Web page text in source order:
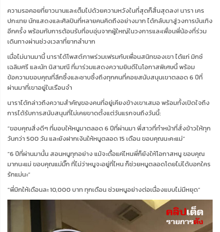
ความรอคอยที่ยาวนานและเต็มไปด้วยความหวังในที่สุดก็สิ้นสุดลง! นารา เคร
ปกะเทย นักแสดงและศิลปินที่หลายคนคิดถึงอย่างมาก ได้กลับมาสู่วงการบันเทิง
อีกครั้ง พร้อมกับการต้อนรับที่อบอุ่นจากผู้ใหญ่ในวงการและเพื่อนพี่น้องที่ร่วม
เดินทางผ่านช่วงเวลาที่ยากลำบาก
เมื่อไม่นานมานี้ นาราได้โพสต์ภาพร่วมเฟรมกับเพื่อนสนิทของเขา ได้แก่ มิกซ์
เฉลิมศรี และนัท นิสามณี ที่มาร่วมแสดงความยินดีในโอกาสพิเศษนี้ พร้อม
ข้อความขอบคุณที่ลึกซึ้งและซาบซึ้งถึงทุกคนที่คอยสนับสนุนเขาตลอด 6 ปีที่
ผ่านมาที่เขาอยู่ในเรือนจำ
นาราได้กล่าวถึงความสำคัญของคนที่อยู่เคียงข้างเขาเสมอ พร้อมทั้งเปิดใจถึง
การได้รับการสนับสนุนที่ไม่เคยขาดตั้งแต่วันแรกจนถึงวันนี้:
“ขอบคุณสิ่งดีๆ ที่มอบให้หนูมาตลอด 6 ปีที่ผ่านมา พี่สาวที่ทำหน้าที่สั่งข้าวให้ทุก
วันกว่า 500 วัน และยังฝากเงินให้หนูตลอด 15 เดือน ขอบคุณนะคะแม่”
“6 ปีที่ผ่านมานั้น สอนหนูทุกอย่าง แม้จะดื้อแค่ไหนพี่ก็ยังให้โอกาสหนู ขอบคุณ
มากนะแม่ ขอบคุณแม่มิ๊ก ที่ไม่ว่าหนูจะอยู่ที่ไหน ก็ช่วยหนูตลอดโดยไม่ได้บอกใคร
รักแม่นะ”
“พี่มิกให้เดือนละ 10,000 บาท ทุกเดือน ช่วยหนูอย่างต่อเนื่องแบบไม่มีหยุด”